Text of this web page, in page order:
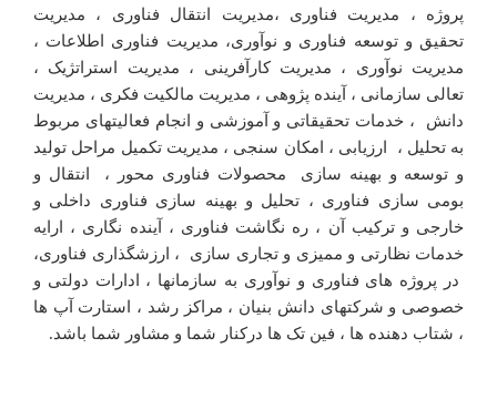
پروژه ، مدیریت فناوری ،مدیریت انتقال فناوری ، مدیریت
تحقیق و توسعه فناوری و نوآوری، مدیریت فناوری اطلاعات ،
مدیریت نوآوری ، مدیریت کارآفرینی ، مدیریت استراتژیک ،
تعالی سازمانی ، آینده پژوهی ، مدیریت مالکیت فکری ، مدیریت
دانش ، خدمات تحقیقاتی و آموزشی و انجام فعالیتهای مربوط
به تحلیل ، ارزیابی ، امکان سنجی ، مدیریت تکمیل مراحل تولید
و توسعه و بهینه سازی محصولات فناوری محور ، انتقال و
بومی سازی فناوری ، تحلیل و بهینه سازی فناوری داخلی و
خارجی و ترکیب آن ، ره نگاشت فناوری ، آینده نگاری ، ارایه
خدمات نظارتی و ممیزی و تجاری سازی ، ارزشگذاری فناوری،
در پروژه های فناوری و نوآوری به سازمانها ، ادارات دولتی و
خصوصی و شرکتهای دانش بنیان ، مراکز رشد ، استارت آپ ها
، شتاب دهنده ها ، فین تک ها درکنار شما و مشاور شما باشد.